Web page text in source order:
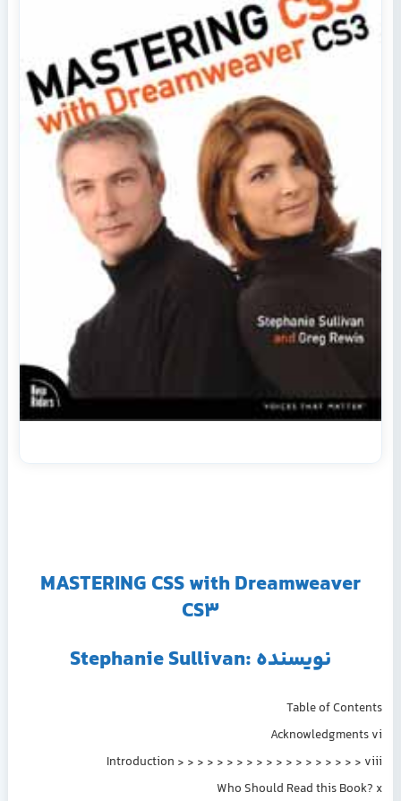
MASTERING CSS with Dreamweaver
CS3
نویسنده :Stephanie Sullivan
Table of Contents
Acknowledgments vi
Introduction > > > > > > > > > > > > > > > > > > > viii
Who Should Read this Book? x